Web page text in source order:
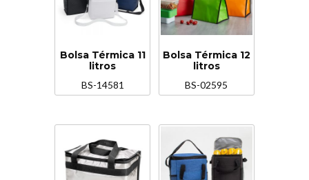
Bolsa Térmica 11
litros
BS-14581
Bolsa Térmica 12
litros
BS-02595